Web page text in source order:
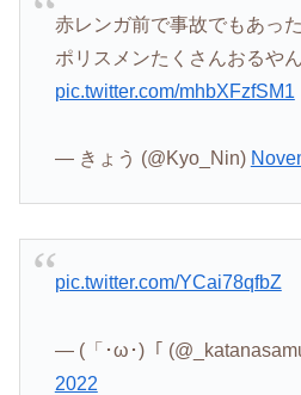
赤レンガ前で事故でもあっ
ポリスメンたくさんおるやん
pic.twitter.com/mhbXFzfSM1
— きょう (@Kyo_Nin)
pic.twitter.com/YCai78qfbZ
— (「･ω･)「
2022